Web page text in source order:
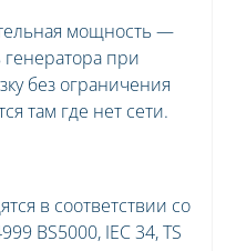
мощность —
при
без ограничения
там где нет сети.
в соответствии со
BS5000, IEC 34, TS